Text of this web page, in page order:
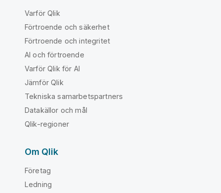
Varför Qlik
Förtroende och säkerhet
Förtroende och integritet
AI och förtroende
Varför Qlik för AI
Jämför Qlik
Tekniska samarbetspartners
Datakällor och mål
Qlik-regioner
Om Qlik
Företag
Ledning